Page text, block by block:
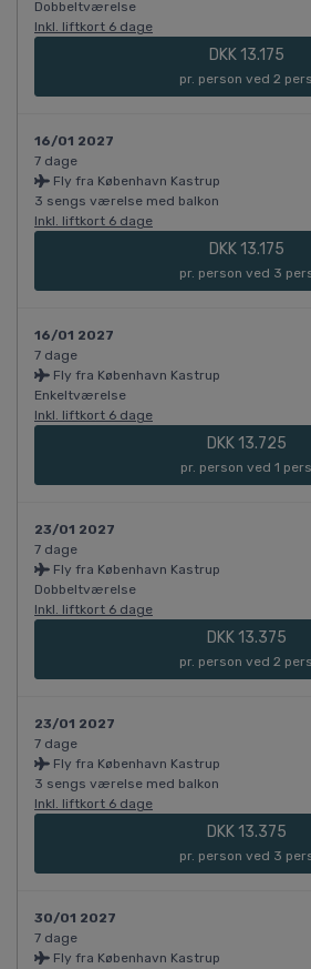
Dobbeltværelse
Inkl. liftkort 6 dage
DKK 13.175
pr. person ved 2
16/01 2027
7 dage
Fly fra København Kastrup
3 sengs værelse med balkon
Inkl. liftkort 6 dage
DKK 13.175
pr. person ved 3
16/01 2027
7 dage
Fly fra København Kastrup
Enkeltværelse
Inkl. liftkort 6 dage
DKK 13.725
pr. person ved 1
23/01 2027
7 dage
Fly fra København Kastrup
Dobbeltværelse
Inkl. liftkort 6 dage
DKK 13.375
pr. person ved 2
23/01 2027
7 dage
Fly fra København Kastrup
3 sengs værelse med balkon
Inkl. liftkort 6 dage
DKK 13.375
pr. person ved 3
30/01 2027
7 dage
Fly fra København Kastrup